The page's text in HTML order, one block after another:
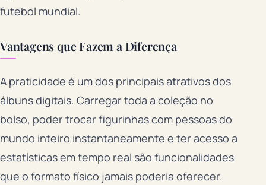
futebol mundial.
Vantagens que Fazem a Diferença
A praticidade é um dos principais atrativos dos
álbuns digitais. Carregar toda a coleção no
bolso, poder trocar figurinhas com pessoas do
mundo inteiro instantaneamente e ter acesso a
estatísticas em tempo real são funcionalidades
que o formato físico jamais poderia oferecer.